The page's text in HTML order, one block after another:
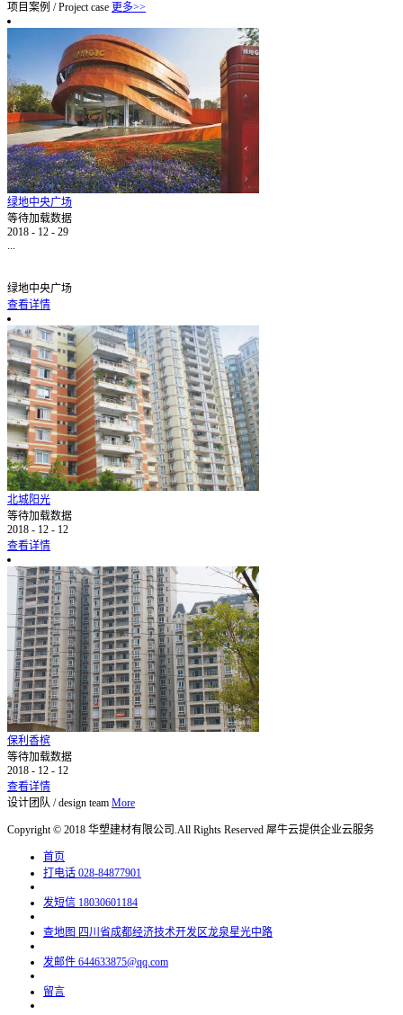
项目案例 / Project case 更多>>
绿地中央广场
等待加载数据
2018 - 12 - 29
...
绿地中央广场
查看详情
北城阳光
等待加载数据
2018 - 12 - 12
查看详情
保利香槟
等待加载数据
2018 - 12 - 12
查看详情
设计团队 / design team More
Copyright © 2018 华塑建材有限公司.All Rights Reserved 犀牛云提供企业云服务
首页
打电话 028-84877901
发短信 18030601184
查地图 四川省成都经济技术开发区龙泉星光中路
发邮件 644633875@qq.com
留言